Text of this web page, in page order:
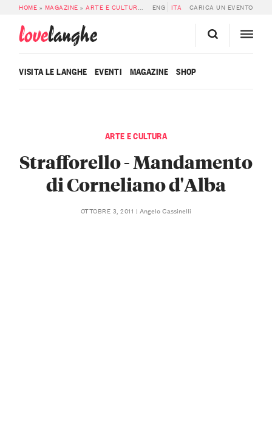
HOME » MAGAZINE »ARTE E CULTURA » STRAFFORELLO – MANDAMENTO DI
ENG ITA CARICA UN EVENTO
lovelanghe
VISITA LE LANGHE EVENTI MAGAZINE SHOP
ARTE E CULTURA
Strafforello - Mandamento
di Corneliano d'Alba
OTTOBRE 3, 2011 Angelo Cassinelli